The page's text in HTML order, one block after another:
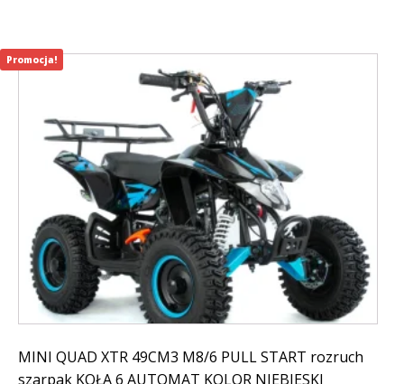
MINI QUAD XTR 49CM3 M8/6 PULL START rozruch
szarpak KOŁA 6 AUTOMAT KOLOR NIEBIESKI
Promocja!